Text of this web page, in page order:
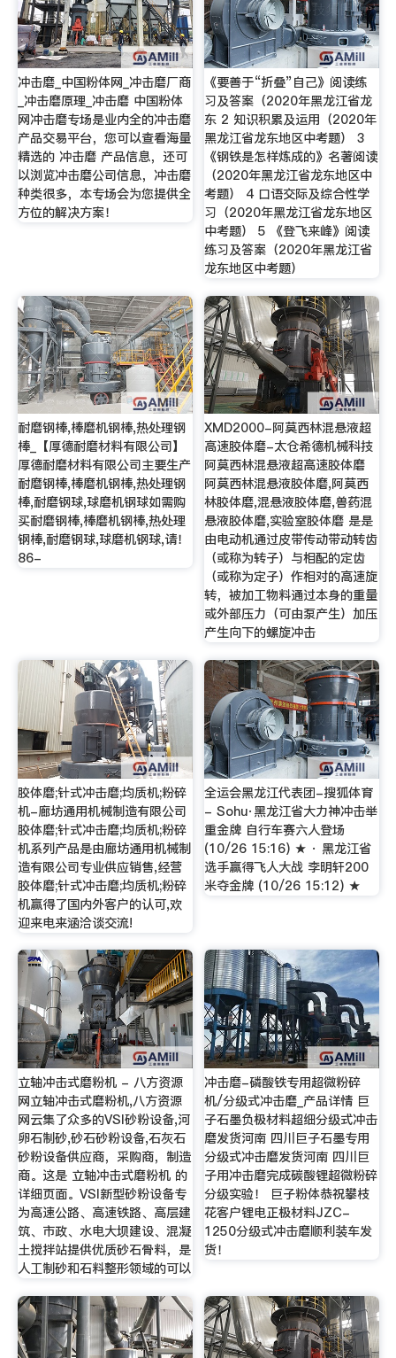
冲击磨_中国粉体网_冲击磨厂商
_冲击磨原理_冲击磨 中国粉体
网冲击磨专场是业内全的冲击磨
产品交易平台，您可以查看海量
精选的 冲击磨 产品信息，还可
以浏览冲击磨公司信息，冲击磨
种类很多，本专场会为您提供全
方位的解决方案！
《要善于“折叠”自己》阅读练
习及答案（2020年黑龙江省龙
东 2 知识积累及运用（2020年
黑龙江省龙东地区中考题） 3
《钢铁是怎样炼成的》名著阅读
（2020年黑龙江省龙东地区中
考题） 4 口语交际及综合性学
习（2020年黑龙江省龙东地区
中考题） 5 《登飞来峰》阅读
练习及答案（2020年黑龙江省
龙东地区中考题）
耐磨钢棒,棒磨机钢棒,热处理钢
棒_【厚德耐磨材料有限公司】
厚德耐磨材料有限公司主要生产
耐磨钢棒,棒磨机钢棒,热处理钢
棒,耐磨钢球,球磨机钢球如需购
买耐磨钢棒,棒磨机钢棒,热处理
钢棒,耐磨钢球,球磨机钢球,请！
86-
XMD2000-阿莫西林混悬液超
高速胶体磨-太仓希德机械科技
阿莫西林混悬液超高速胶体磨
阿莫西林混悬液胶体磨,阿莫西
林胶体磨,混悬液胶体磨,兽药混
悬液胶体磨,实验室胶体磨 是是
由电动机通过皮带传动带动转齿
（或称为转子）与相配的定齿
（或称为定子）作相对的高速旋
转，被加工物料通过本身的重量
或外部压力（可由泵产生）加压
产生向下的螺旋冲击
胶体磨;针式冲击磨;均质机;粉碎
机-廊坊通用机械制造有限公司
胶体磨;针式冲击磨;均质机;粉碎
机系列产品是由廊坊通用机械制
造有限公司专业供应销售,经营
胶体磨;针式冲击磨;均质机;粉碎
机赢得了国内外客户的认可,欢
迎来电来涵洽谈交流!
全运会黑龙江代表团-搜狐体育
- Sohu·黑龙江省大力神冲击举
重金牌 自行车赛六人登场
(10/26 15:16) ★ · 黑龙江省
选手赢得飞人大战 李明轩200
米夺金牌 (10/26 15:12) ★
立轴冲击式磨粉机 - 八方资源
网立轴冲击式磨粉机,八方资源
网云集了众多的VSI砂粉设备,河
卵石制砂,砂石砂粉设备,石灰石
砂粉设备供应商，采购商，制造
商。这是 立轴冲击式磨粉机 的
详细页面。VSI新型砂粉设备专
为高速公路、高速铁路、高层建
筑、市政、水电大坝建设、混凝
土搅拌站提供优质砂石骨料，是
人工制砂和石料整形领域的可以
冲击磨-磷酸铁专用超微粉碎
机/分级式冲击磨_产品详情 巨
子石墨负极材料超细分级式冲击
磨发货河南 四川巨子石墨专用
分级式冲击磨发货河南 四川巨
子用冲击磨完成碳酸锂超微粉碎
分级实验！ 巨子粉体恭祝攀枝
花客户锂电正极材料JZC-
1250分级式冲击磨顺利装车发
货！